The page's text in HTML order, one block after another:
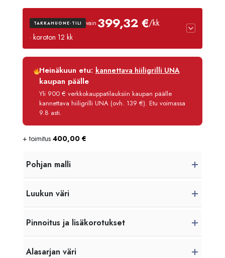
TAKKAHUONE-TILI vain 399,32 €/kk
· koroton 12 kk
Luottoaika
12 kk
Korko
Käsittelymaksu
3,90 €/kk
Maksettava yhteensä
4 791,80 €
Heinäkuun etu: kannettava hiiligrilli UNA
kaupan päälle
Yli 900 € verkkokauppatilauksiin kaupan päälle
kannettava hiiligrilli UNA (ovh. 139 €). Etu voimassa
9.8 asti.
+ toimitus 400,00 €
Pohjan malli
Luukun väri
Pinnoitus ja lisäkorotukset
Alasarjan väri